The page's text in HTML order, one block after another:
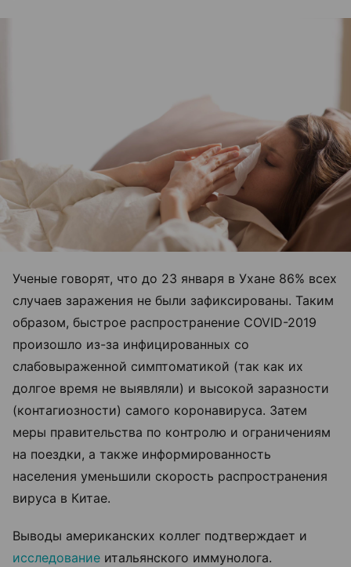
Ученые говорят, что до 23 января в Ухане 86% всех
случаев заражения не были зафиксированы. Таким
образом, быстрое распространение COVID-2019
произошло из-за инфицированных со
слабовыраженной симптоматикой (так как их
долгое время не выявляли) и высокой заразности
(контагиозности) самого коронавируса. Затем
меры правительства по контролю и ограничениям
на поездки, а также информированность
населения уменьшили скорость распространения
вируса в Китае.
Выводы американских коллег подтверждает и
исследование итальянского иммунолога.